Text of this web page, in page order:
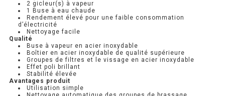
ARMOIRE RÉFRIGÉRÉE
RÉFRIGÉRATEUR
RÉFRIGÉRATEUR VITRÉ
RÉFRI / CONGÉL BOULANGERIE
2 gicleur(s) à vapeur
1 Buse à eau chaude
Rendement élevé pour une faible consommation
d’électricité
Nettoyage facile
Qualité
Buse à vapeur en acier inoxydable
Boîtier en acier inoxydable de qualité supérieure
Groupes de filtres et le vissage en acier inoxydable
Effet poli brillant
Stabilité élevée
Avantages produit
Utilisation simple